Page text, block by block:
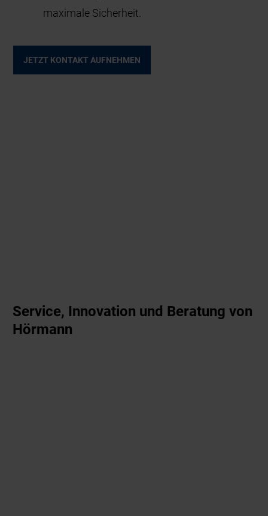
maximale Sicherheit.
JETZT KONTAKT AUFNEHMEN
Service, Innovation und Beratung von
Hörmann